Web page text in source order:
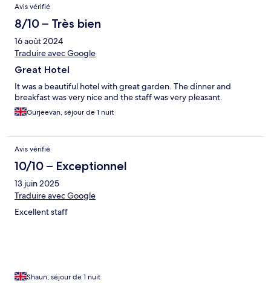
Avis vérifié
8/10 – Très bien
16 août 2024
Traduire avec Google
Great Hotel
It was a beautiful hotel with great garden. The dinner and
breakfast was very nice and the staff was very pleasant.
Gurjeevan, séjour de 1 nuit
Avis vérifié
10/10 – Exceptionnel
13 juin 2025
Traduire avec Google
Excellent staff
Shaun, séjour de 1 nuit